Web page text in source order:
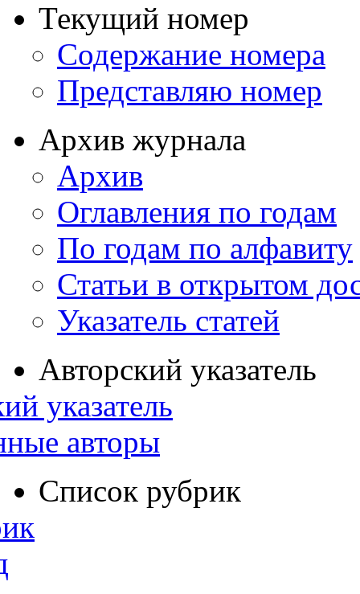
Текущий номер
Содержание номера
Представляю номер
Архив журнала
Архив
Оглавления по годам
По годам по алфавиту
Статьи в открытом
Указатель статей
Авторский указатель
указатель
авторы
Список рубрик